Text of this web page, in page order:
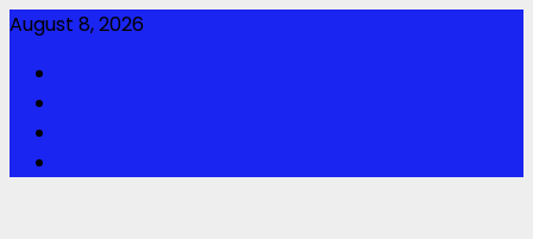
Skip
content
August 8, 2026